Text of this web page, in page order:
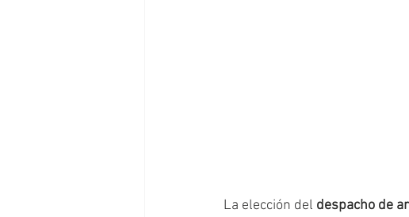
La elección del despacho de